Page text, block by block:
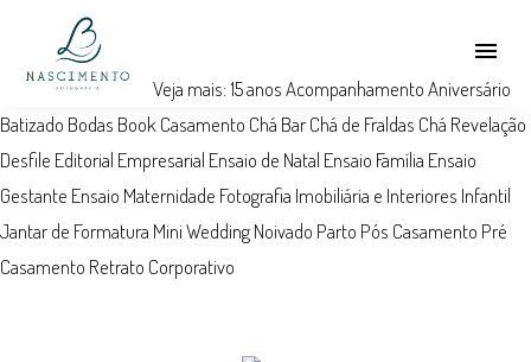
menu
Veja mais:15 anos AcompanhamentoAniversário
Batizado Bodas Book Casamento Chá BarChá de Fraldas Chá Revelação
Desfile Editorial Empresarial Ensaio de Natal Ensaio Família Ensaio
Gestante Ensaio Maternidade Fotografia Imobiliária e Interiores Infantil
Jantar de Formatura Mini WeddingNoivado Parto Pós Casamento Pré
Casamento Retrato Corporativo